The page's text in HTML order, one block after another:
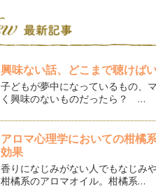
興味ない話、どこまで聴けば
子どもが夢中になっているもの、
く興味のないものだったら？ …
アロマ心理学においての柑橘
効果
香りになじみがない人でもなじみ
柑橘系のアロマオイル。柑橘系…